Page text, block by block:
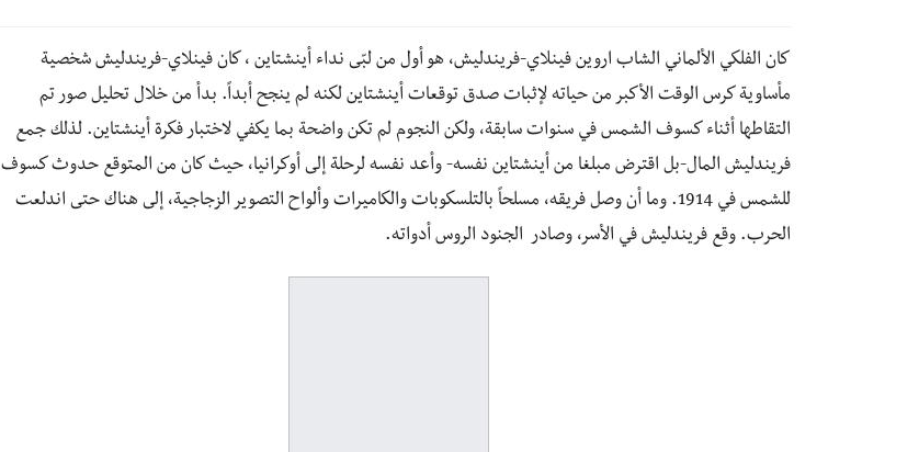
كان الفلكي الألماني الشاب اروين فينلاي-فريندليش، هو أول من لبّى نداء أينشتاين ، كان فينلاي-فريندليش شخصية
مأساوية كرس الوقت الأكبر من حياته لإثبات صدق توقعات أينشتاين لكنه لم ينجح أبداً. بدأ من خلال تحليل صور تم
التقاطها أثناء كسوف الشمس في سنوات سابقة، ولكن النجوم لم تكن واضحة بما يكفي لاختبار فكرة أينشتاين. لذلك جمع
فريندليش المال-بل اقترض مبلغا من أينشتاين نفسه- وأعد نفسه لرحلة إلى أوكرانيا، حيث كان من المتوقع حدوث كسوف
للشمس في 1914. وما أن وصل فريقه، مسلحاً بالتلسكوبات والكاميرات وألواح التصوير الزجاجية، إلى هناك حتى اندلعت
الحرب. وقع فريندليش في الأسر، وصادر الجنود الروس أدواته.